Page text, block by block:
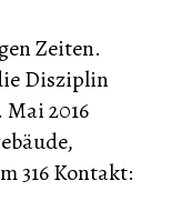
Zeiten.
Disziplin
2016
316 Kontakt: